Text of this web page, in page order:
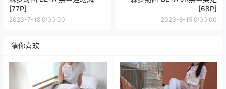
[77P]
2023-7-18 0:00:00
[68P]
2023-8-15 0:00:00
猜你喜欢